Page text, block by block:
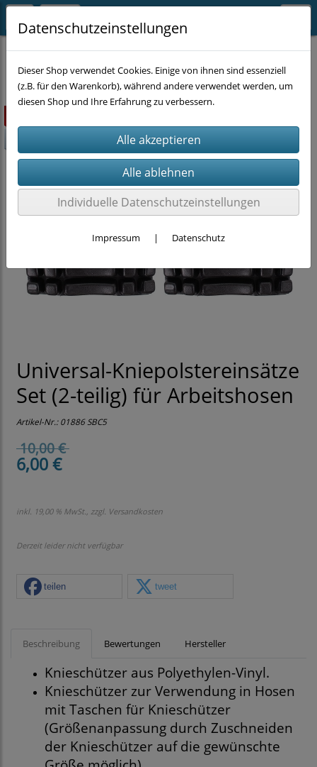
SUPER-SALE
Universal-Kniepolstereinsätze
Set (2-teilig) für Arbeitshosen
Artikel-Nr.:01886 SBC5
10,00 €
6,00 €
inkl. 19,00 % MwSt., zzgl. Versandkosten
Derzeit leider nicht verfügbar
teilen tweet
Beschreibung Bewertungen Hersteller
Knieschützer aus Polyethylen-Vinyl.
Knieschützer zur Verwendung in Hosen
mit Taschen für Knieschützer
(Größenanpassung durch Zuschneiden
der Knieschützer auf die gewünschte
Datenschutzeinstellungen
Dieser Shop verwendet Cookies. Einige von ihnen sind essenziell
(z.B. für den Warenkorb), während andere verwendet werden, um
diesen Shop und Ihre Erfahrung zu verbessern.
Individuelle Datenschutzeinstellungen
Impressum | Datenschutz